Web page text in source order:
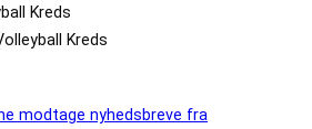
Kreds
Kreds
modtage nyhedsbreve fra